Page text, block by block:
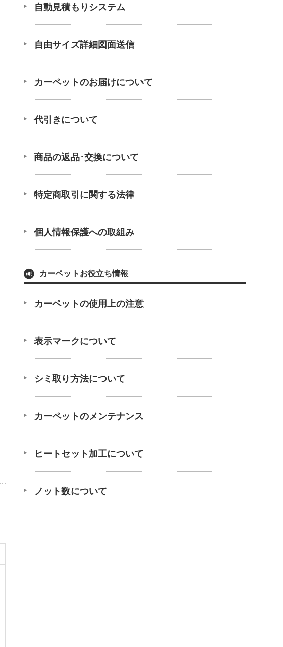
自動見積もりシステム
自由サイズ詳細図面送信
カーペットのお届けについて
代引きについて
商品の返品･交換について
特定商取引に関する法律
個人情報保護への取組み
カーペットお役立ち情報
カーペットの使用上の注意
表示マークについて
シミ取り方法について
カーペットのメンテナンス
ヒートセット加工について
ノット数について